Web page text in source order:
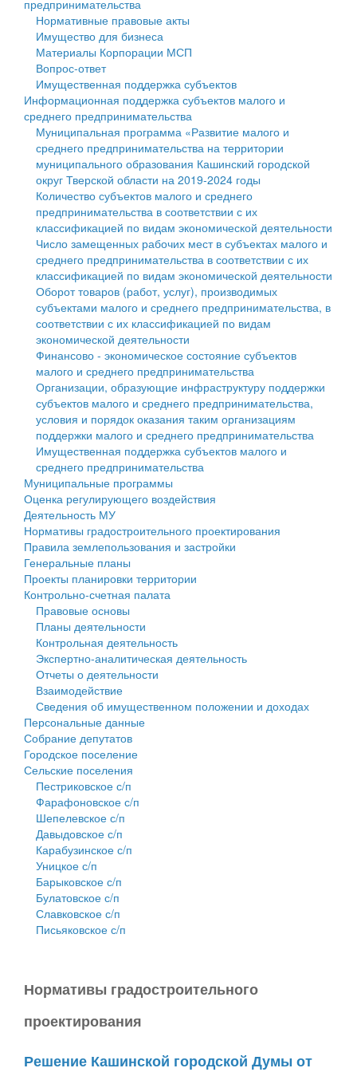
Государственные услуги
Промышленность и АПК
Экономика и бизнес
...
Символика
Устав
Гостям округа
Туризм
Культура
Образование
Здравоохранение
Социальная защита
Фотоальбом
муниципального округа Тверской области
Администрация Кашинского муниципального округа
Тверской области
Управление сельскими территориями
Открытые данные
Работа с обращениями граждан
Муниципальный контроль
Муниципальные услуги
Проекты административных регламентов
Антимонопольный комплаенс
Противодействие коррупции
Финансовое управление
Бюджет для граждан
Имущество
Выявление правообладателей ранее учтенных
объектов недвижимости
Имущественная поддержка субъектов малого и
среднего предпринимательства
Информационная поддержка субъектов малого и
среднего предпринимательства
Муниципальные программы
Контрольно-счетная палата
Персональные данные
Оценка регулирующего воздействия
Деятельность МУ
Нормативы градостроительного проектирования
Правила землепользования и застройки
Генеральные планы
Проекты планировки территории
Собрание депутатов
Городское поселение
Сельские поселения
предпринимательства
Нормативные правовые акты
Имущество для бизнеса
Материалы Корпорации МСП
Вопрос-ответ
Имущественная поддержка субъектов
Информационная поддержка субъектов малого и
среднего предпринимательства
Муниципальная программа «Развитие малого и
среднего предпринимательства на территории
муниципального образования Кашинский городской
округ Тверской области на 2019-2024 годы
Количество субъектов малого и среднего
предпринимательства в соответствии с их
классификацией по видам экономической деятельности
Число замещенных рабочих мест в субъектах малого и
среднего предпринимательства в соответствии с их
классификацией по видам экономической деятельности
Оборот товаров (работ, услуг), производимых
субъектами малого и среднего предпринимательства, в
соответствии с их классификацией по видам
экономической деятельности
Финансово - экономическое состояние субъектов
малого и среднего предпринимательства
Организации, образующие инфраструктуру поддержки
субъектов малого и среднего предпринимательства,
условия и порядок оказания таким организациям
поддержки малого и среднего предпринимательства
Имущественная поддержка субъектов малого и
среднего предпринимательства
Муниципальные программы
Оценка регулирующего воздействия
Деятельность МУ
Нормативы градостроительного проектирования
Правила землепользования и застройки
Генеральные планы
Проекты планировки территории
Контрольно-счетная палата
Правовые основы
Планы деятельности
Контрольная деятельность
Экспертно-аналитическая деятельность
Отчеты о деятельности
Взаимодействие
Сведения об имущественном положении и доходах
Персональные данные
Собрание депутатов
Городское поселение
Сельские поселения
Пестриковское с/п
Фарафоновское с/п
Шепелевское с/п
Давыдовское с/п
Карабузинское с/п
Уницкое с/п
Барыковское с/п
Булатовское с/п
Славковское с/п
Письяковское с/п
Нормативы градостроительного
проектирования
Решение Кашинской городской Думы от